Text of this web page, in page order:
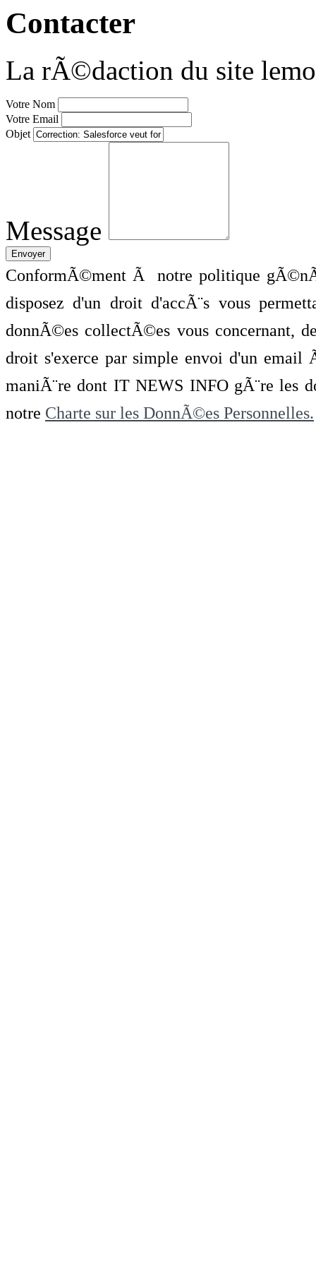
Contacter
La rÃ©daction du site
Votre Nom
Votre Email
Objet
Message
ConformÃ©ment Ã notre politique
disposez d'un droit d'accÃ¨s vous
donnÃ©es collectÃ©es vous concernant,
droit s'exerce par simple envoi d'un
maniÃ¨re dont IT NEWS INFO gÃ¨re les
notre Charte sur les DonnÃ©es Personnelles.